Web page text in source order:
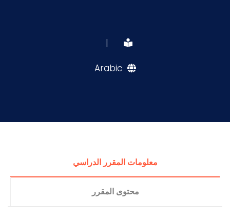
|
Arabic
معلومات المقرر الدراسي
محتوى المقرر